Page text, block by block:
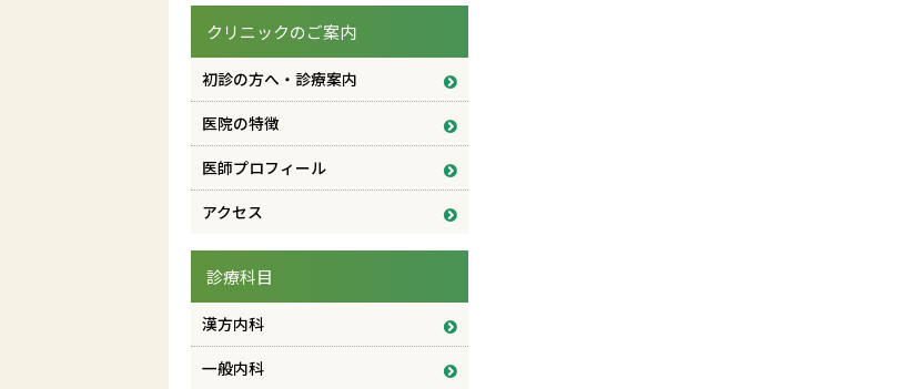
クリニックのご案内
初診の方へ・診療案内
医院の特徴
医師プロフィール
アクセス
診療科目
漢方内科
一般内科